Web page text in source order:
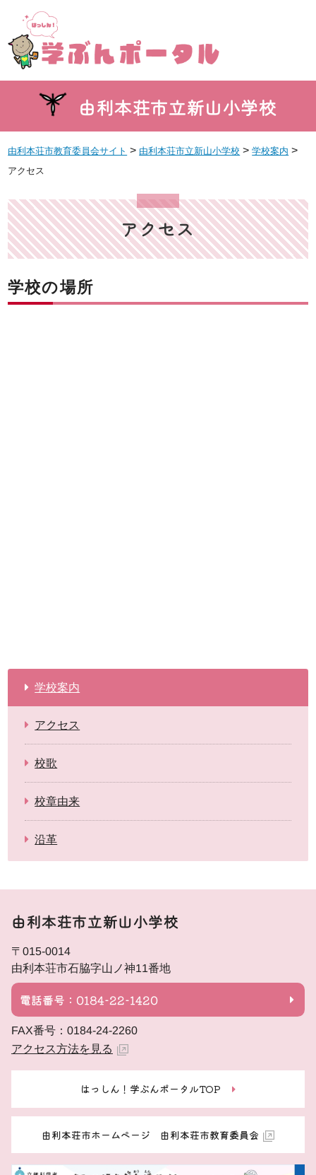
由利本荘市立新山小学校
由利本荘市教育委員会サイト > 由利本荘市立新山小学校 >学校案内 >
アクセス
アクセス
学校の場所
学校案内
アクセス
校歌
校章由来
沿革
由利本荘市立新山小学校
〒015-0014
由利本荘市石脇字山ノ神11番地
電話番号：0184-22-1420
FAX番号：0184-24-2260
アクセス方法を見る
はっしん！学ぶんポータルTOP
由利本荘市ホームページ 由利本荘市教育委員会